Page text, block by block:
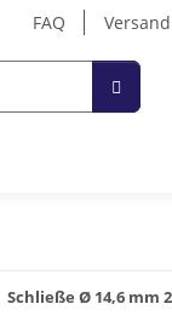
FAQ
Schließe Ø 14,6 mm